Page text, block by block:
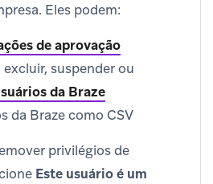
Eles podem:
de aprovação
suspender ou
da Braze
da Braze como CSV
privilégios de
Este usuário é um